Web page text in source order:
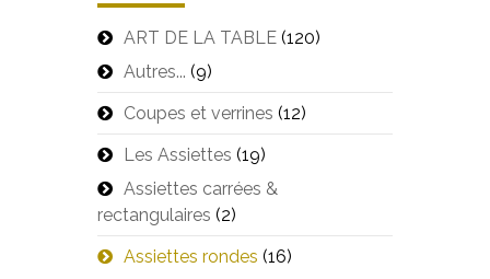
ART DE LA TABLE (120)
Autres... (9)
Coupes et verrines (12)
Les Assiettes (19)
Assiettes carrées &
rectangulaires (2)
Assiettes rondes (16)